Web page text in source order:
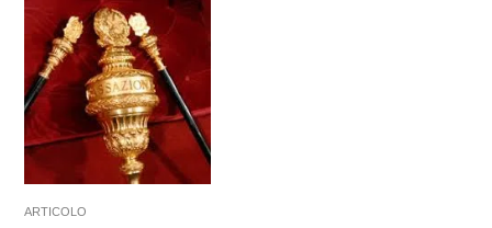
ARTICOLO